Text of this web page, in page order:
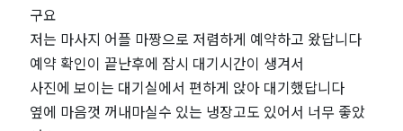
피
｜
근
구요
저는 마사지 어플 마짱으로 저렴하게 예약하고 왔답니다
예약 확인이 끝난후에 잠시 대기시간이 생겨서
사진에 보이는 대기실에서 편하게 앉아 대기했답니다
옆에 마음껏 꺼내마실수 있는 냉장고도 있어서 너무 좋았